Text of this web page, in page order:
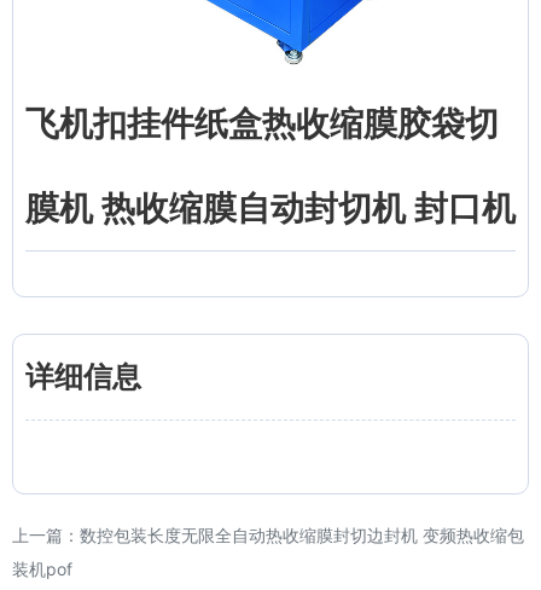
飞机扣挂件纸盒热收缩膜胶袋切
膜机 热收缩膜自动封切机 封口机
详细信息
上一篇： 数控包装长度无限全自动热收缩膜封切边封机 变频热收缩包
装机pof